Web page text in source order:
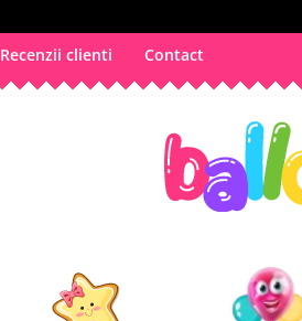
Recenzii clienti Contact